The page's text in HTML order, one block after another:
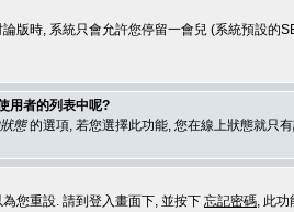
版時, 系統只會允許您停留一會兒 (系統預設的
用者的列表中呢?
態的選項, 若您選擇此功能, 您在線上狀態就只
您重設. 請到登入畫面下, 並按下 忘記密碼, 此功